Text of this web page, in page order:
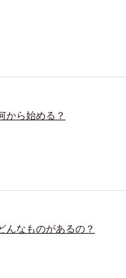
から始める？
んなものがあるの？